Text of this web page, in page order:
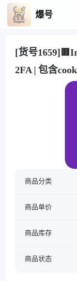
爆号
[货号
2FA | 包含
商品分类
商品单价
商品库存
商品状态